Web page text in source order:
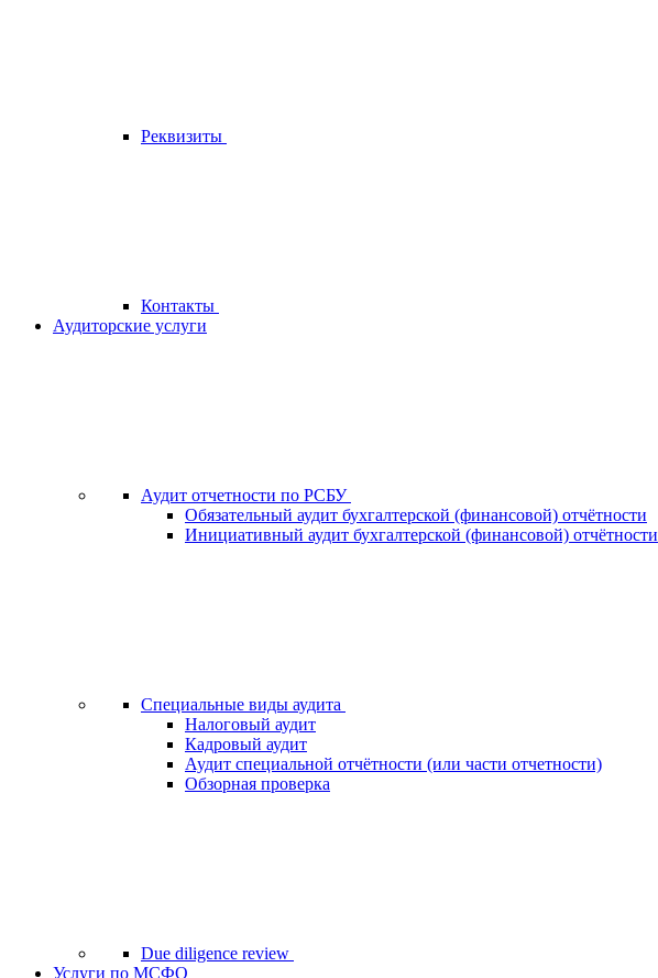
Реквизиты
Контакты
Аудиторские услуги
Аудит отчетности по РСБУ
Обязательный аудит бухгалтерской (финансовой) отчётности
Инициативный аудит бухгалтерской (финансовой) отчётности
Специальные виды аудита
Налоговый аудит
Кадровый аудит
Аудит специальной отчётности (или части отчетности)
Обзорная проверка
Due diligence review
Услуги по МСФО